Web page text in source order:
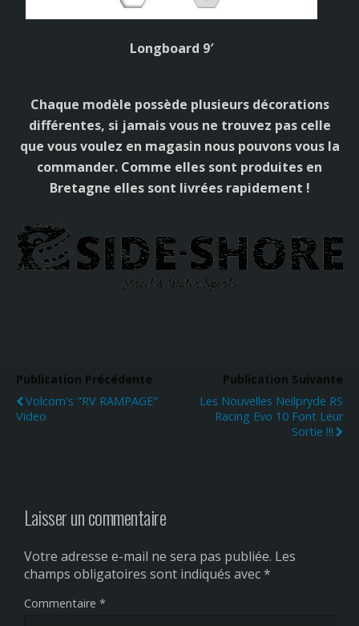
Longboard 9′
Chaque modèle possède plusieurs décorations
différentes, si jamais vous ne trouvez pas celle
que vous voulez en magasin nous pouvons vous la
commander. Comme elles sont produites en
Bretagne elles sont livrées rapidement !
Publication Précédente
Volcom's "RV RAMPAGE"
Video
Publication Suivante
Les Nouvelles Neilpryde RS
Racing Evo 10 Font Leur
Sortie !!!
Laisser un commentaire
Votre adresse e-mail ne sera pas publiée. Les
champs obligatoires sont indiqués avec*
Commentaire *